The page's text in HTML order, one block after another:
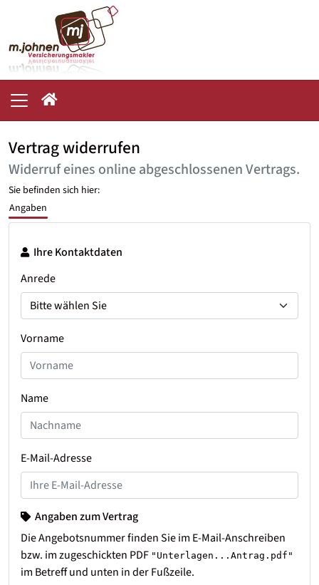
Vertrag widerrufen
Widerruf eines online abgeschlossenen Vertrags.
Sie befinden sich hier:
Angaben
Ihre Kontaktdaten
Anrede
Vorname
Name
E-Mail-Adresse
Angaben zum Vertrag
Die Angebotsnummer finden Sie im E-Mail-Anschreiben
bzw. im zugeschickten PDF "Unterlagen...Antrag.pdf"
im Betreff und unten in der Fußzeile.